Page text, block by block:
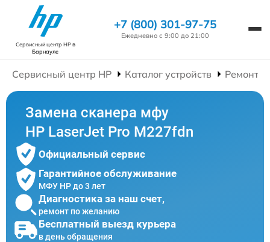
Сервисный центр HPв
Барнауле
+7 (800) 301-97-75
Ежедневно с 9:00 до 21:00
Сервисный центр HP Каталог устройств Ремонт
Замена сканера мфу
HP LaserJet Pro M227fdn
Официальный сервис
Гарантийное обслуживание
МФУ HP до 3 лет
Диагностика за наш счет,
ремонт по желанию
Бесплатный выезд курьера
в день обращения